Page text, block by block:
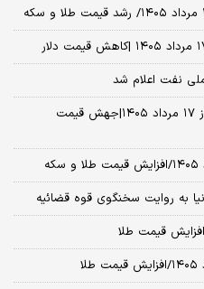
نفت اعلام شد
قیمت سکه، نیم سکه و ربع سکه امروز ۱۷ مرداد ۱۴۰۵|جهش قیمت
به روایت سخنگوی قوه قضائیه